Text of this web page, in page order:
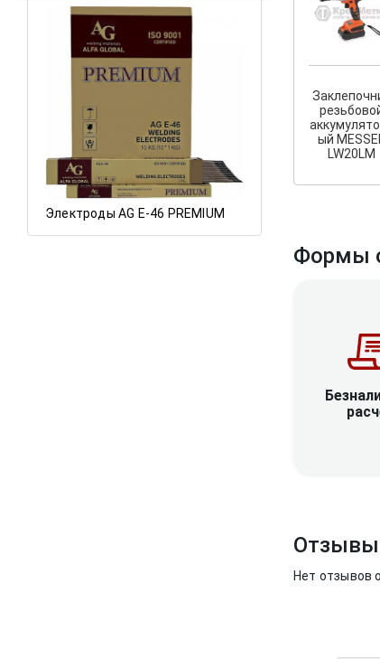
Электроды AG E-46 PREMIUM
Саморезы
HARPOON EURO
ый
LW20LM
Формы
Отзывы
Нет отзывов